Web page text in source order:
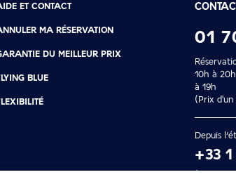
01
10h à
à 19h
(Prix d'un
Depuis
+33
ET CONTACT
MA RÉSERVATION
DU MEILLEUR PRIX
BLUE